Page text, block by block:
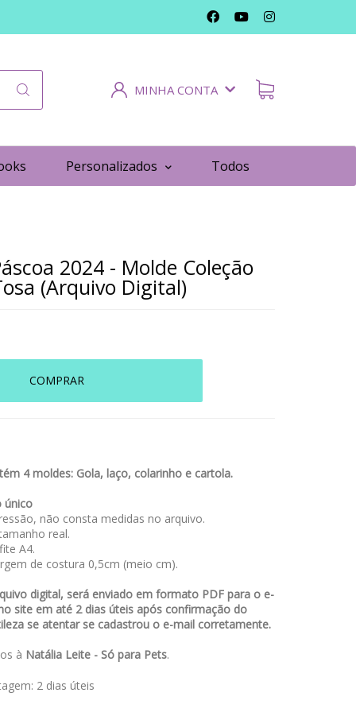
MINHA CONTA
Personalizados Todos
2024 - Molde Coleção
(Arquivo Digital)
COMPRAR
4 moldes: Gola, laço, colarinho e cartola.
único
não consta medidas no arquivo.
real.
A4.
de costura 0,5cm (meio cm).
digital, será enviado em formato PDF para o e-
site em até 2 dias úteis após confirmação do
se atentar se cadastrou o e-mail corretamente.
à Natália Leite - Só para Pets.
2 dias úteis